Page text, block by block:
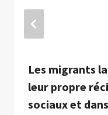
Les migrants
leur propre
sociaux et